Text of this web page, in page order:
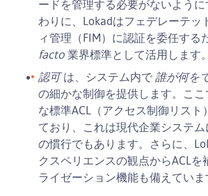
ードを管理する必要がないよう
わりに、Lokadはフェデレーテッ
ィ管理（FIM）に認証を委任する
facto 業界標準として活用します。
認可は、システム内で 誰が何を
の細かな制御を提供します。こ
な標準ACL（アクセス制御リスト
ており、これは現代企業システム
の慣行でもあります。さらに、
クスペリエンスの観点からACLを
ライゼーション機能も備えていま